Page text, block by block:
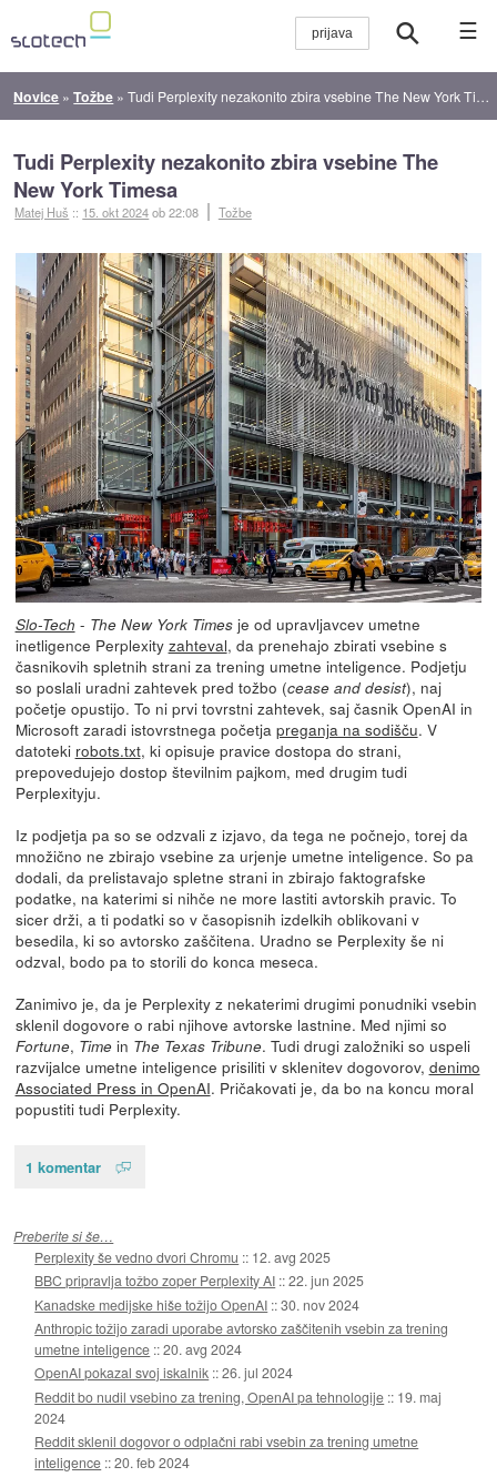
☰
Novice »Tožbe »Tudi Perplexity nezakonito zbira vsebine The New York Timesa
Tudi Perplexity nezakonito zbira vsebine The
New York Timesa
Matej Huš :: 15. okt 2024ob 22:08 Tožbe
Slo-Tech - The New York Timesje od upravljavcev umetne
inetligence Perplexity zahteval, da prenehajo zbirati vsebine s
časnikovih spletnih strani za trening umetne inteligence. Podjetju
so poslali uradni zahtevek pred tožbo (cease and desist), naj
početje opustijo. To ni prvi tovrstni zahtevek, saj časnik OpenAI in
Microsoft zaradi istovrstnega početja preganja na sodišču. V
datoteki robots.txt, ki opisuje pravice dostopa do strani,
prepovedujejo dostop številnim pajkom, med drugim tudi
Perplexityju.
Iz podjetja pa so se odzvali z izjavo, da tega ne počnejo, torej da
množično ne zbirajo vsebine za urjenje umetne inteligence. So pa
dodali, da prelistavajo spletne strani in zbirajo faktografske
podatke, na katerimi si nihče ne more lastiti avtorskih pravic. To
sicer drži, a ti podatki so v časopisnih izdelkih oblikovani v
besedila, ki so avtorsko zaščitena. Uradno se Perplexity še ni
odzval, bodo pa to storili do konca meseca.
Zanimivo je, da je Perplexity z nekaterimi drugimi ponudniki vsebin
sklenil dogovore o rabi njihove avtorske lastnine. Med njimi so
Fortune, Timein The Texas Tribune. Tudi drugi založniki so uspeli
razvijalce umetne inteligence prisiliti v sklenitev dogovorov, denimo
Associated Press in OpenAI. Pričakovati je, da bo na koncu moral
popustiti tudi Perplexity.
1 komentar
Preberite si še…
Perplexity še vedno dvori Chromu :: 12. avg 2025
BBC pripravlja tožbo zoper Perplexity AI ::22. jun 2025
Kanadske medijske hiše tožijo OpenAI ::30. nov 2024
Anthropic tožijo zaradi uporabe avtorsko zaščitenih vsebin za trening
umetne inteligence ::20. avg 2024
OpenAI pokazal svoj iskalnik ::26. jul 2024
Reddit bo nudil vsebino za trening, OpenAI pa tehnologije :: 19. maj
2024
Reddit sklenil dogovor o odplačni rabi vsebin za trening umetne
inteligence ::20. feb 2024